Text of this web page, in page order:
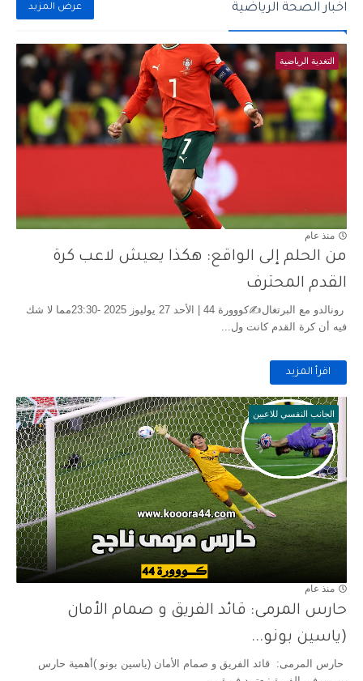
اخبار الصحة الرياضية عرض المزيد
التغدية الرياضية
منذ عام
من الحلم إلى الواقع: هكذا يعيش لاعب كرة
القدم المحترف
رونالدو مع البرتغال✍️كووورة 44 | الأحد 27 يوليوز 2025 -23:30مما لا شك
فيه أن كرة القدم كانت ول...
اقرأ المزيد
الجانب النفسي للاعبين
منذ عام
حارس المرمى: قائد الفريق و صمام الأمان
(ياسين بونو...
حارس المرمى: قائد الفريق و صمام الأمان (ياسين بونو )أهمية حارس